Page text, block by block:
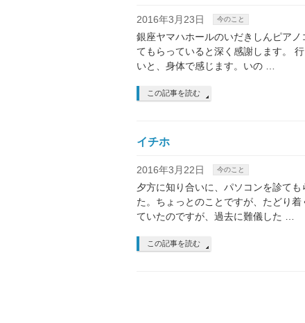
2016年3月23日 今のこと
銀座ヤマハホールのいだきしんピア
てもらっていると深く感謝します。
いと、身体で感じます。いの …
この記事を読む
イチホ
2016年3月22日 今のこと
夕方に知り合いに、パソコンを診て
た。ちょっとのことですが、たどり
ていたのですが、過去に難儀した …
この記事を読む